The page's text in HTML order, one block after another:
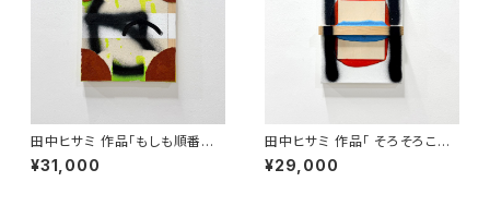
田中ヒサミ 作品「もしも順番を
間違えたとしても 」
¥31,000
田中ヒサミ 作品「 そろそろこの
話題にも飽きてきた」
¥29,000